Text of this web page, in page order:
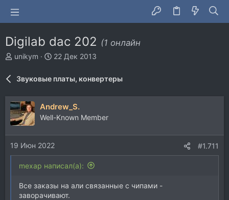
Digilab dac 202 (1 онлайн
А
т
р
т
е
м
unikym
Д
н
а
ч
а
22 Дек 2013
Звуковые платы, конвертеры
Andrew_S.
Well-Known Member
19 Июн 2022 #1.711
mexap написал(а):
Все заказы на али связанные с чипами -
заворачивают.